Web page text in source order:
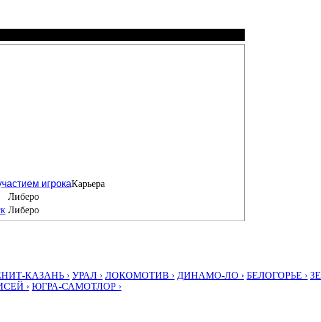
игрокаКарьера
Либеро
Либеро
КАЗАНЬ › УРАЛ › ЛОКОМОТИВ › ДИНАМО-ЛО › БЕЛОГОРЬЕ ›
› ЮГРА-САМОТЛОР ›